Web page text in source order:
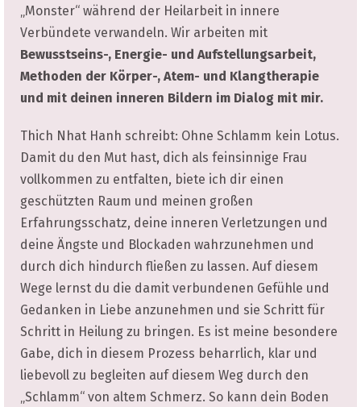
„Monster“ während der Heilarbeit in innere
Verbündete verwandeln. Wir arbeiten mit
Bewusstseins-, Energie- und Aufstellungsarbeit,
Methoden der Körper-, Atem- und Klangtherapie
und mit deinen inneren Bildern im Dialog mit mir.
Thich Nhat Hanh schreibt: Ohne Schlamm kein Lotus.
Damit du den Mut hast, dich als feinsinnige Frau
vollkommen zu entfalten, biete ich dir einen
geschützten Raum und meinen großen
Erfahrungsschatz, deine inneren Verletzungen und
deine Ängste und Blockaden wahrzunehmen und
durch dich hindurch fließen zu lassen. Auf diesem
Wege lernst du die damit verbundenen Gefühle und
Gedanken in Liebe anzunehmen und sie Schritt für
Schritt in Heilung zu bringen. Es ist meine besondere
Gabe, dich in diesem Prozess beharrlich, klar und
liebevoll zu begleiten auf diesem Weg durch den
„Schlamm“ von altem Schmerz. So kann dein Boden